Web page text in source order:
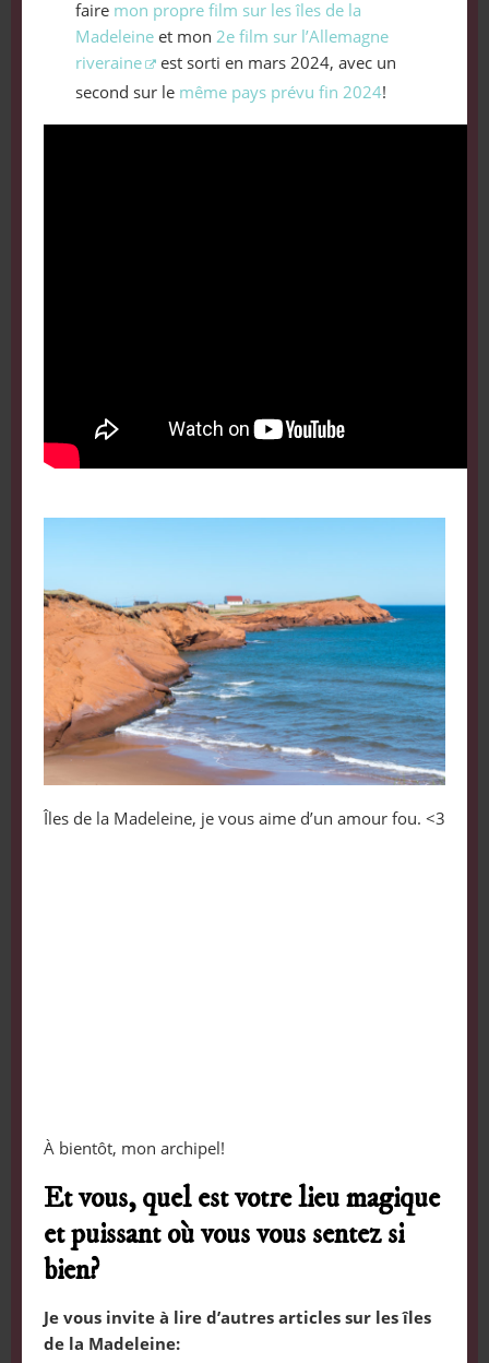
faire mon propre film sur les îles de la
Madeleine et mon 2e film sur l’Allemagne
riveraine
est sorti en mars 2024, avec un
second sur le même pays prévu fin 2024!
Îles de la Madeleine, je vous aime d’un amour fou. <3
À bientôt, mon archipel!
Et vous, quel est votre lieu magique
et puissant où vous vous sentez si
bien?
Je vous invite à lire d’autres articles sur les îles
de la Madeleine: